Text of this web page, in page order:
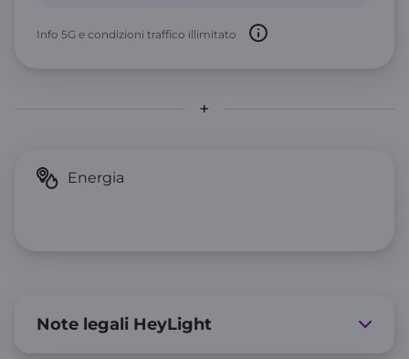
Info 5G e condizioni traffico illimitato
Note legali HeyLight